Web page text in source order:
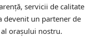
servicii de calitate
devenit un partener de
orașului nostru.